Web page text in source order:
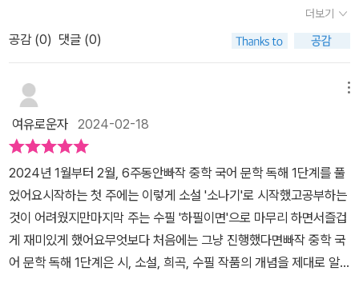
형, 표현 방법까지 알려 주고 있어요.​ ​본격적인 독해에 들어가기에 앞
서소설의 구성 단계에 맞춰 소설의 전체 줄거리를 정리해 주고 있어
요.그리고 시험에 꼭 나오는 핵심 장면을 보여줌과 동시에 왜 자주 출
제되는가에 대한 이유를 밝히고 있어요.​소설의 전문을 다 읽었다 하
더라도 체계적으로 독해하기 위해서는 구성 단계를 아는 것이 굉장히
도움 되는데 이 부분은 아이들이 문학(소설) 장르를 읽을 때 도움이
되더라고요. 그리고 핵심 장면을 읽어 내는 부분은 자칫 놓칠 수 있는
복선이나 핵심 소재에 대한 이해를 도울 수 있어서 좋은 거 같아요.​1
주 차 소나기에 들어갑니다.우리나라 현대 소설에서 가장 인기가 많
은 '소나기'는 어떤 작품으로 아이들에게 전달이 될까요?독해 지문 왼
쪽에는 친절하게 소설의 구성 단계 중 어디에 해당하는지 표시해 두
었어요.그리고 작가에 대한 간단한 설명과 작품 소개. 새로운 어휘를
위에 큐알 코드를 찍으면 다른 유형의 문제를 풀수 있어서 좋아요문
제를 풀고 바로 정답을 확인하고틀린 문제는 바로 해답이 나와 있어
물등을 알 수 있어 좋지만이렇게 빠작 중학국어는 소설의 전체줄거리
를 포인트만 쏙쏙 모아 나와 있어서소설을 미리 읽지 않아도 문제
가 없답니다이 부분 참 맘에 드네요그리고 다양한 문제를 풀면서소
설 다지기 합니다생각보다 개념 부터 차근차근 배우니처음에 어렵게
만 다가왔던 문학작품들이쉽게 이해되고 그리고 문제집 문제만 풀면
조금 모자란 느낌이 들지만 빠작ON 문제도 있어서 굿굿~!Good~!!
옆에 개념플러스와 속담 한자성어 익히기로더 많은 배경지식을 키
울 수 있답니다특히 속담이나 한자성어가 있어서어휘력도 확장
등 문학 독해1권에서는현대소 설 고전소 설 외국 소설 그리고 시와 수
필 단원으로 이루어져 있다중학생이라면 한번은 읽어 봐야 할 문학들
로 이루어져 있어초등 고학년이 한번은 접해보면 좋을 작품들로 구성
되어 있다중등 문학이지만 초등 5학년인 아이도혼자 스스로 풀기에
어앞으로도 계속 익혀야 하기때문에미리 작품을 읽어보고 그에 맞는
수능형 문제들도 미리 풀어 봄으로서작품 이해 능력도 미리 키워볼
수 있어 좋았다빠작 시리즈는 단계별 학습이 가능한 학습지이다내 아
이 수준에 맞는 단계부터 시작해서한단계씩 풀어나가면 많은 작품들
과 많은 유형의문제들을 풀어 볼수 있어 좋다또 빠작ON+라는 온라
인 학습 서비스를 통해교재 내에 QR코드를 스캔해서빠른 채점, 지
문/작품 해제, 배경지식 영상 자료, 추가 어휘 퀴즈, 학습 이력 누적 관
더보기
공감 (0) 댓글 (0)
여유로운자 2024-02-18
2024년 1월부터 2월, 6주동안빠작 중학 국어 문학 독해 1단계를 풀
었어요​시작하는 첫 주에는 이렇게 소설 '소나기'로 시작했고공부하는
것이 어려웠지만마지막 주는 수필 '하필이면'으로 마무리 하면서즐겁
게 재미있게 했어요무엇보다 처음에는 그냥 진행했다면빠작 중학 국
어 문학 독해 1단계은 시, 소설, 희곡, 수필 작품의 개념을 제대로 알